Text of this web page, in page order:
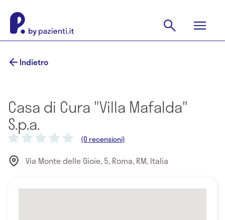
Indietro
Casa di Cura "Villa Mafalda"
S.p.a.
(0 recensioni)
Via Monte delle Gioie, 5, Roma, RM, Italia